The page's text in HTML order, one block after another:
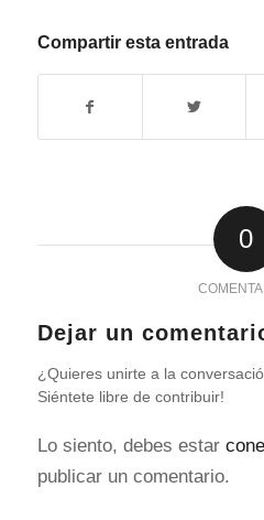
Compartir esta entrada
0
Dejar un
¿Quieres unirte a la
Siéntete libre de contribuir!
Lo siento, debes estar
publicar un comentario.